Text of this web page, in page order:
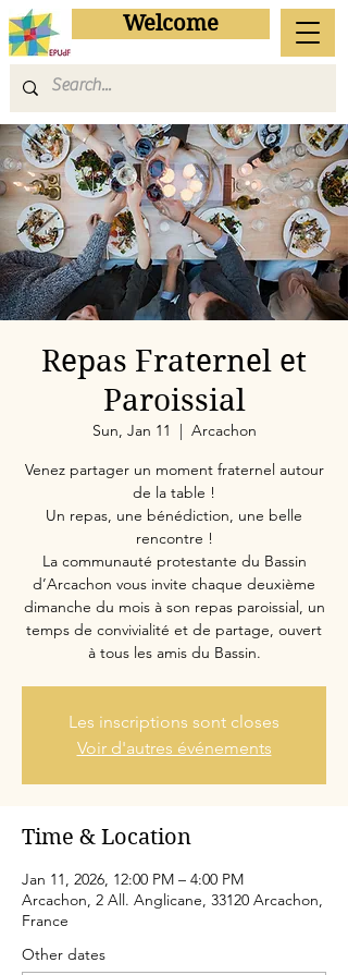
Welcome
Repas Fraternel et
Paroissial
Sun, Jan 11
  |
Arcachon
Venez partager un moment fraternel autour
de la table !
Un repas, une bénédiction, une belle
rencontre !
La communauté protestante du Bassin
d’Arcachon vous invite chaque deuxième
dimanche du mois à son repas paroissial, un
temps de convivialité et de partage, ouvert
à tous les amis du Bassin.
Les inscriptions sont closes
Voir d'autres événements
Time & Location
Jan 11, 2026, 12:00 PM – 4:00 PM
Arcachon, 2 All. Anglicane, 33120 Arcachon,
France
Other dates